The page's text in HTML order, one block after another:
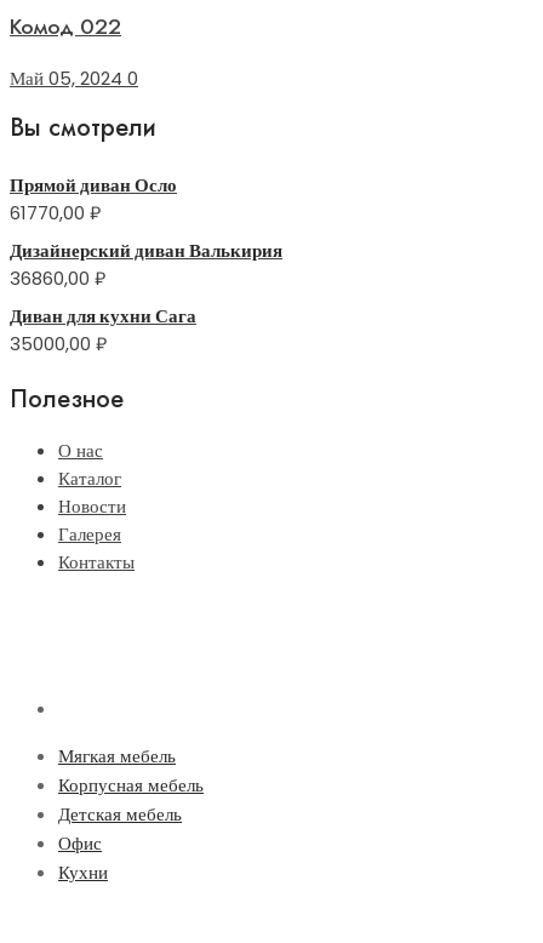
Комод 022
Май 05, 2024 0
Вы смотрели
Прямой диван Осло
61770,00 ₽
Дизайнерский диван Валькирия
36860,00 ₽
Диван для кухни Сага
35000,00 ₽
Полезное
О нас
Каталог
Новости
Галерея
Контакты
Мягкая мебель
Корпусная мебель
Детская мебель
Офис
Кухни